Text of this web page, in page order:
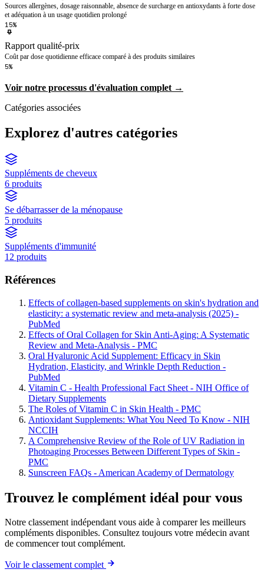
Sources allergènes, dosage raisonnable, absence de surcharge en antioxydants à forte dose
et adéquation à un usage quotidien prolongé
15%
Rapport qualité-prix
Coût par dose quotidienne efficace comparé à des produits similaires
5%
Voir notre processus d'évaluation complet →
Catégories associées
Explorez d'autres catégories
Suppléments de cheveux
6 produits
Se débarrasser de la ménopause
5 produits
Suppléments d'immunité
12 produits
Références
Effects of collagen-based supplements on skin's hydration and
elasticity: a systematic review and meta-analysis (2025) -
PubMed
Effects of Oral Collagen for Skin Anti-Aging: A Systematic
Review and Meta-Analysis - PMC
Oral Hyaluronic Acid Supplement: Efficacy in Skin
Hydration, Elasticity, and Wrinkle Depth Reduction -
PubMed
Vitamin C - Health Professional Fact Sheet - NIH Office of
Dietary Supplements
The Roles of Vitamin C in Skin Health - PMC
Antioxidant Supplements: What You Need To Know - NIH
NCCIH
A Comprehensive Review of the Role of UV Radiation in
Photoaging Processes Between Different Types of Skin -
PMC
Sunscreen FAQs - American Academy of Dermatology
Trouvez le complément idéal pour vous
Notre classement indépendant vous aide à comparer les meilleurs
compléments disponibles. Consultez toujours votre médecin avant
de commencer tout complément.
Voir le classement complet